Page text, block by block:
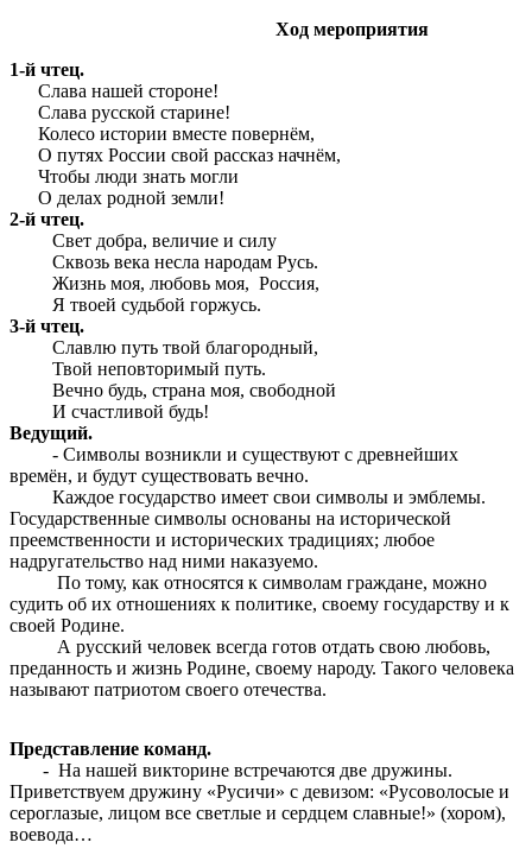
Ход мероприятия
1-й чтец.
Слава нашей стороне!
Слава русской старине!
Колесо истории вместе повернём,
О путях России свой рассказ начнём,
Чтобы люди знать могли
О делах родной земли!
2-й чтец.
Свет добра, величие и силу
Сквозь века несла народам Русь.
Жизнь моя, любовь моя, Россия,
Я твоей судьбой горжусь.
3-й чтец.
Славлю путь твой благородный,
Твой неповторимый путь.
Вечно будь, страна моя, свободной
И счастливой будь!
Ведущий.
- Символы возникли и существуют с древнейших
времён, и будут существовать вечно.
Каждое государство имеет свои символы и эмблемы.
Государственные символы основаны на исторической
преемственности и исторических традициях; любое
надругательство над ними наказуемо.
По тому, как относятся к символам граждане, можно
судить об их отношениях к политике, своему государству и к
своей Родине.
А русский человек всегда готов отдать свою любовь,
преданность и жизнь Родине, своему народу. Такого человека
называют патриотом своего отечества.
Представление команд.
- На нашей викторине встречаются две дружины.
Приветствуем дружину «Русичи» с девизом: «Русоволосые и
сероглазые, лицом все светлые и сердцем славные!» (хором),
воевода…